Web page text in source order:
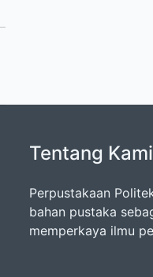
Tentang Kami
Perpustakaan
bahan pustaka
memperkaya ilmu